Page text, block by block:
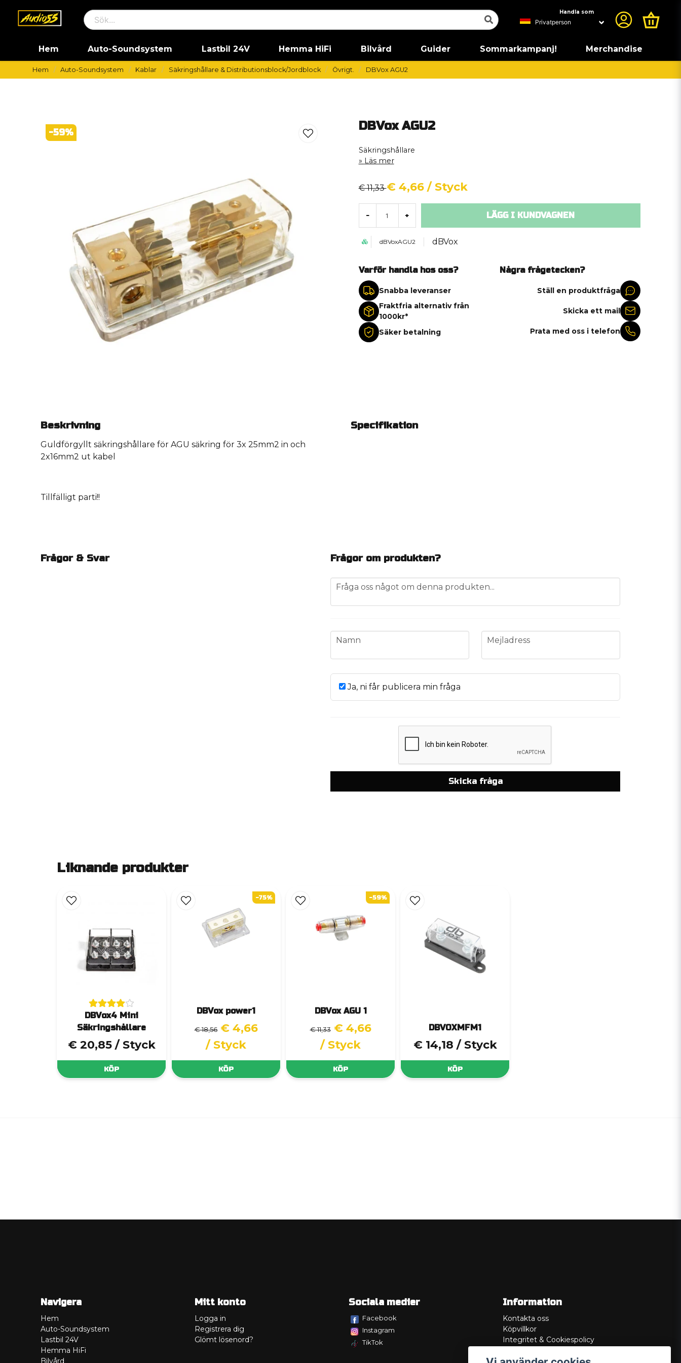
Handla som
Hem Auto-Soundsystem Lastbil 24V Hemma HiFi Bilvård Guider Sommarkampanj! Merchandise
Hem Auto-Soundsystem Kablar Säkringshållare & Distributionsblock/Jordblock Övrigt. DBVox AGU2
-59% DBVox AGU2
Säkringshållare
Läs mer
€ 11,33€ 4,66 / Styck
- + LÄGG I KUNDVAGNEN
dBVoxAGU2 dBVox
Varför handla hos oss?
Snabba leveranser
Fraktfria alternativ från
1000kr*
Säker betalning
Några frågetecken?
Ställ en produktfråga
Skicka ett mail
Prata med oss i telefon
Beskrivning
Guldförgyllt säkringshållare för AGU säkring för 3x 25mm2 in och
2x16mm2 ut kabel
Tillfälligt parti!!
Specifikation
Frågor & Svar Frågor om produkten?
question
Fråga oss något om denna produkten...
name
Namn email
Mejladress
Ja, ni får publicera min fråga
Skicka fråga
Liknande produkter
DBVox4 Mini
Säkringshållare
€ 20,85 / Styck
KÖP
DBVox power1
€ 18,56 € 4,66
/ Styck
KÖP
-75%
DBVox AGU 1
€ 11,33 € 4,66
/ Styck
KÖP
-59%
DBVOXMFM1
€ 14,18 / Styck
KÖP
Navigera
Hem
Auto-Soundsystem
Lastbil 24V
Hemma HiFi
Bilvård
Mitt konto
Logga in
Registrera dig
Glömt lösenord?
Sociala medier
Facebook
Instagram
TikTok
Information
Kontakta oss
Köpvillkor
Integritet & Cookiespolicy
Service/Garanti